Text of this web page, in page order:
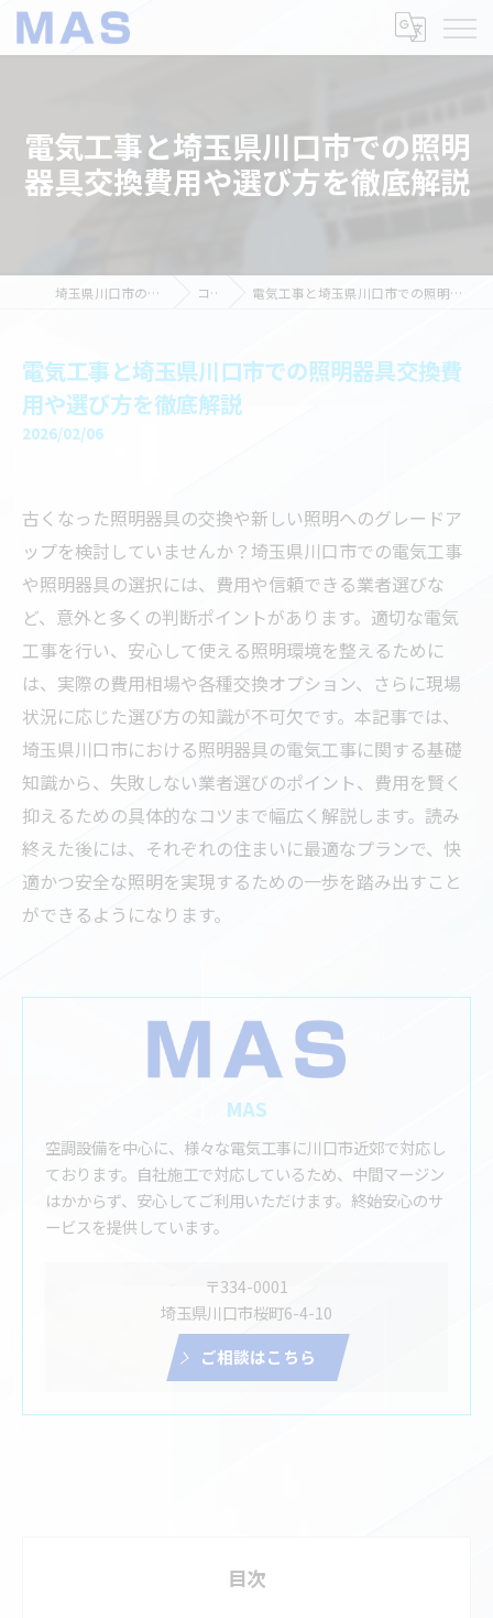
電気工事と埼玉県川口市での照明
器具交換費用や選び方を徹底解説
埼玉県川口市の電気工事ならMAS コラム 電気工事と埼玉県川口市での照明器具交換費用や選び方を徹底解説
電気工事と埼玉県川口市での照明器具交換費
用や選び方を徹底解説
2026/02/06
古くなった照明器具の交換や新しい照明へのグレードア
ップを検討していませんか？埼玉県川口市での電気工事
や照明器具の選択には、費用や信頼できる業者選びな
ど、意外と多くの判断ポイントがあります。適切な電気
工事を行い、安心して使える照明環境を整えるために
は、実際の費用相場や各種交換オプション、さらに現場
状況に応じた選び方の知識が不可欠です。本記事では、
埼玉県川口市における照明器具の電気工事に関する基礎
知識から、失敗しない業者選びのポイント、費用を賢く
抑えるための具体的なコツまで幅広く解説します。読み
終えた後には、それぞれの住まいに最適なプランで、快
適かつ安全な照明を実現するための一歩を踏み出すこと
ができるようになります。
MAS
空調設備を中心に、様々な電気工事に川口市近郊で対応し
ております。自社施工で対応しているため、中間マージン
はかからず、安心してご利用いただけます。終始安心のサ
ービスを提供しています。
〒334-0001
埼玉県川口市桜町6-4-10
ご相談はこちら
目次